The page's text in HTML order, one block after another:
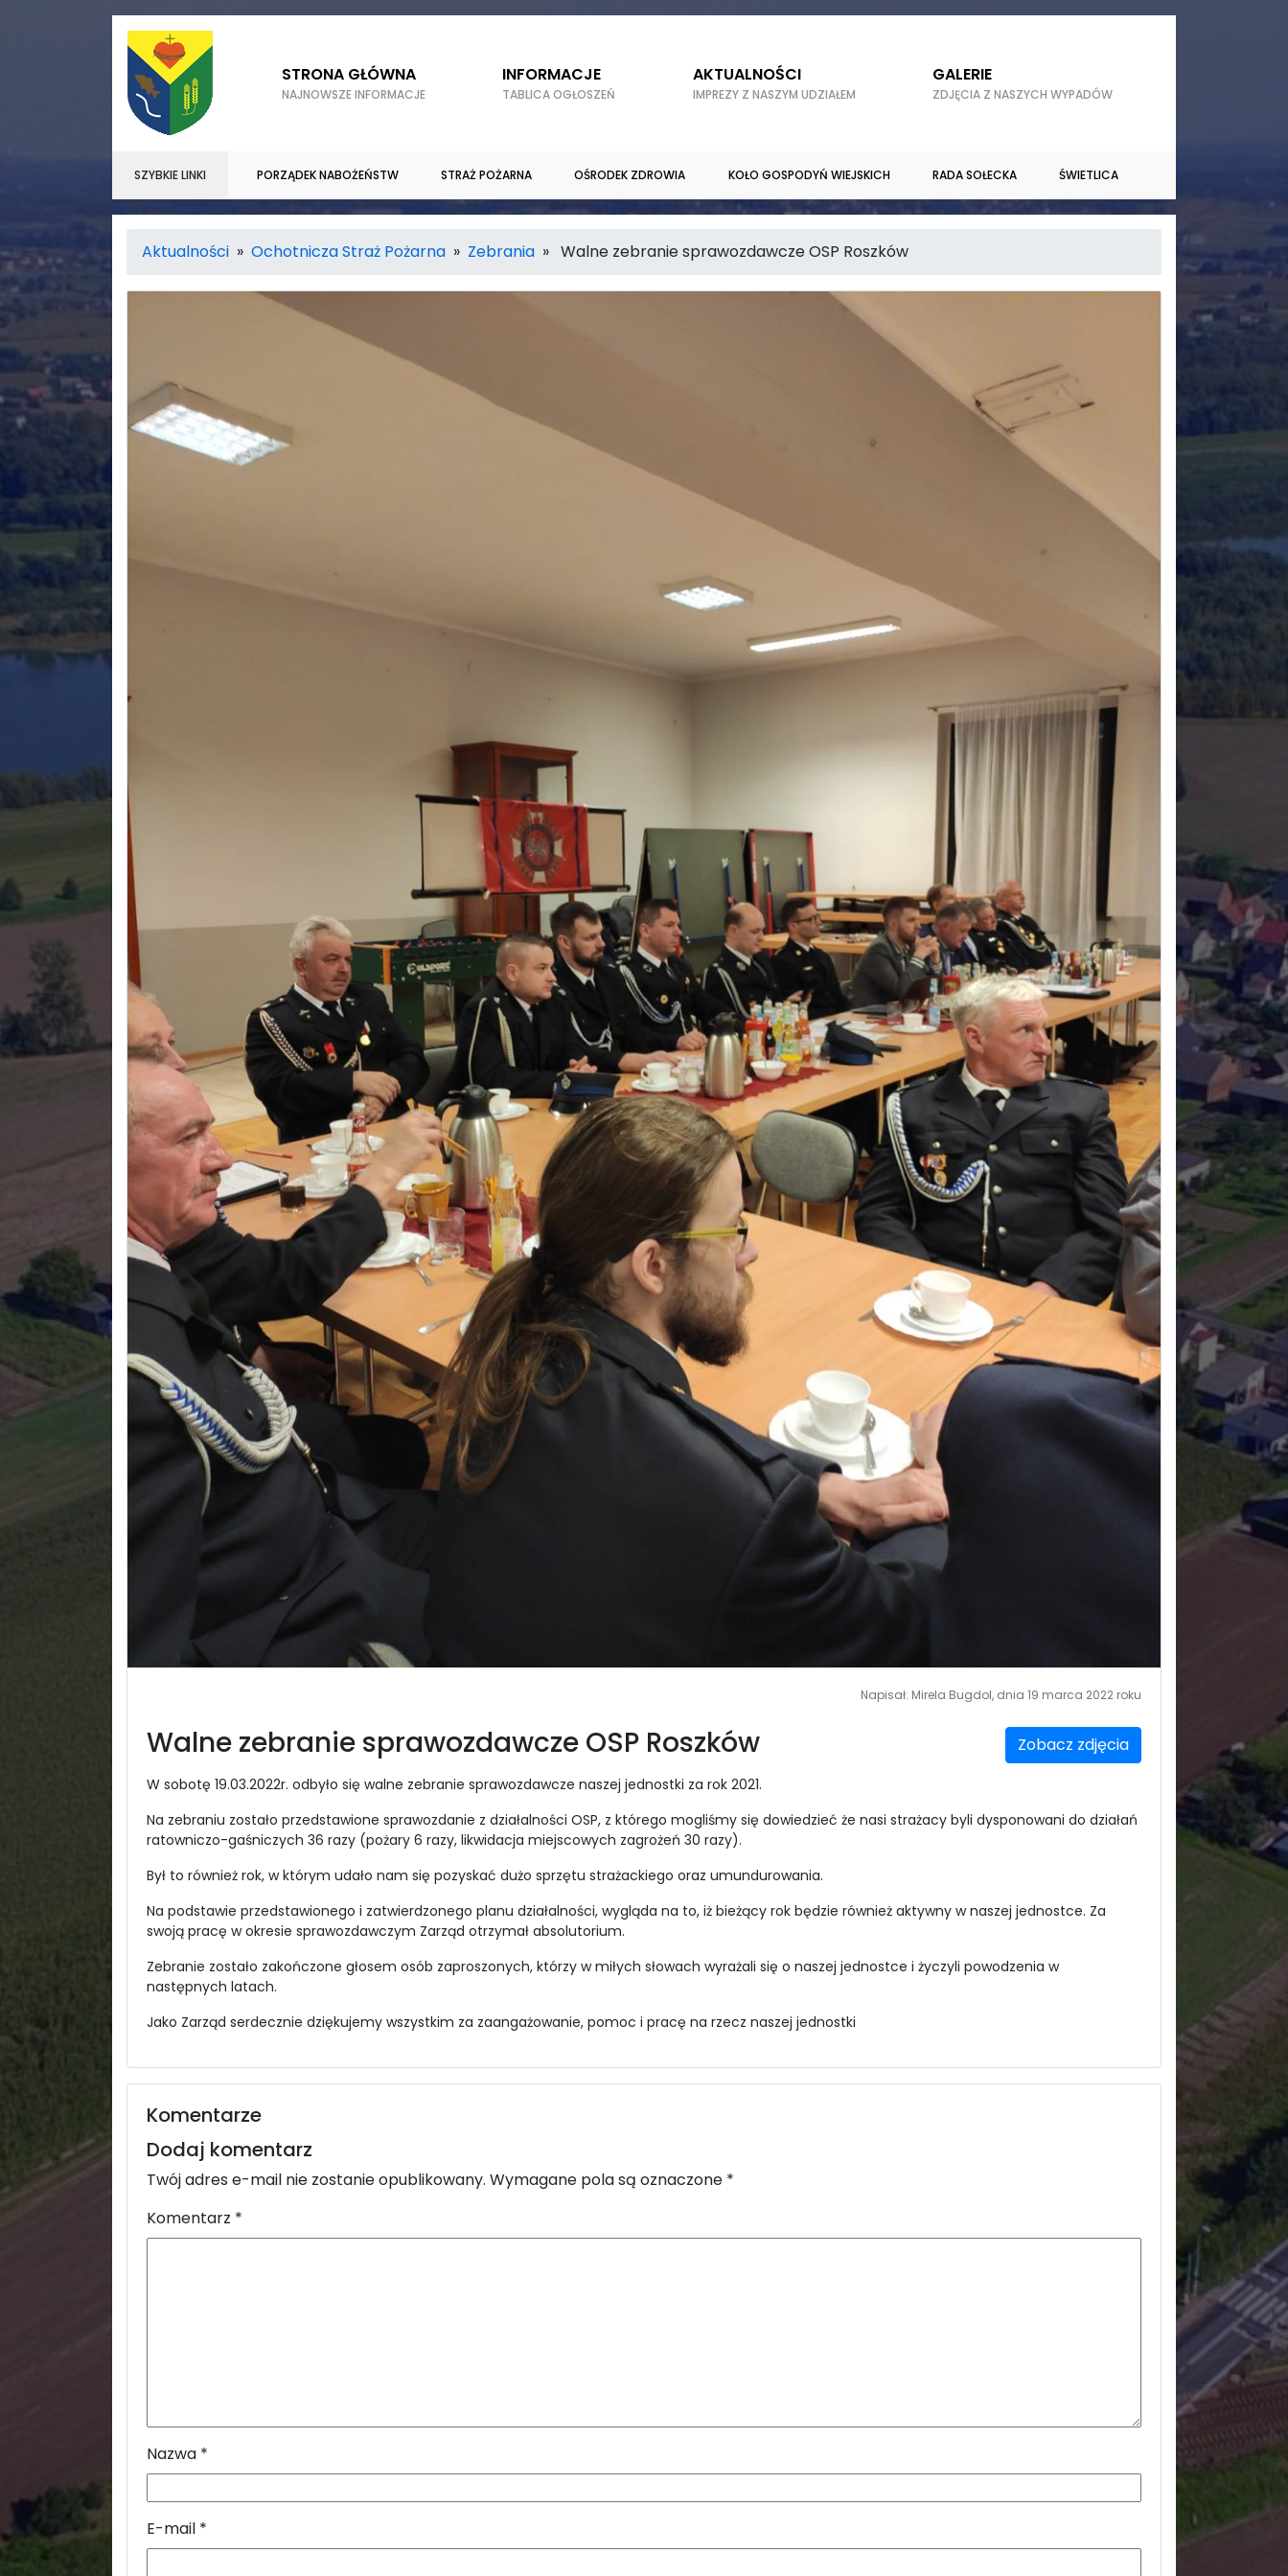
SZYBKIE LINKI
STRONA GŁÓWNA
NAJNOWSZE INFORMACJE
INFORMACJE
TABLICA OGŁOSZEŃ
AKTUALNOŚCI
IMPREZY Z NASZYM UDZIAŁEM
GALERIE
ZDJĘCIA Z NASZYCH WYPADÓW
PORZĄDEK NABOŻEŃSTW STRAŻ POŻARNA OŚRODEK ZDROWIA KOŁO GOSPODYŃ WIEJSKICH RADA SOŁECKA ŚWIETLICA
Aktualności » Ochotnicza Straż Pożarna » Zebrania » Walne zebranie sprawozdawcze OSP Roszków
Napisał: Mirela Bugdol, dnia 19 marca 2022 roku
Walne zebranie sprawozdawcze OSP Roszków Zobacz zdjęcia
‌W sobotę 19.03.2022r. odbyło się walne zebranie sprawozdawcze naszej jednostki za rok 2021.
Na zebraniu zostało przedstawione sprawozdanie z działalności OSP, z którego mogliśmy się dowiedzieć że nasi strażacy byli dysponowani do działań
ratowniczo-gaśniczych 36 razy (pożary 6 razy, likwidacja miejscowych zagrożeń 30 razy).
Był to również rok, w którym udało nam się pozyskać dużo sprzętu strażackiego oraz umundurowania.
Na podstawie przedstawionego i zatwierdzonego planu działalności, wygląda na to, iż bieżący rok będzie również aktywny w naszej jednostce. Za
swoją pracę w okresie sprawozdawczym Zarząd otrzymał absolutorium.
Zebranie zostało zakończone głosem osób zaproszonych, którzy w miłych słowach wyrażali się o naszej jednostce i życzyli powodzenia w
następnych latach.
Jako Zarząd serdecznie dziękujemy wszystkim za zaangażowanie, pomoc i pracę na rzecz naszej jednostki
Komentarze
Dodaj komentarz
Twój adres e-mail nie zostanie opublikowany. Wymagane pola są oznaczone *
Komentarz *
Nazwa *
E-mail *